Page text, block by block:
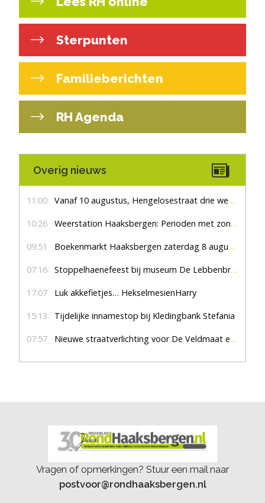
Sterpunten
Familieberichten
RH Agenda
Overig nieuws
11:00 Vanaf 10 augustus, Hengelosestraat drie weken dicht voor doorgaand verkeer
10:26 Weerstation Haaksbergen: Perioden met zon en droog
09:51 Boekenmarkt Haaksbergen zaterdag 8 augustus, marktplein Haaksbergen
07:16 Stoppelhaenefeest bij museum De Lebbenbrugge
17:07 Luk akkefietjes… HekselmesienHarry
15:13 Tijdelijke innamestop bij Kledingbank Stefania
07:57 Nieuwe straatverlichting voor De Veldmaat en De Pas
Vragen of opmerkingen? Stuur een mail naar
postvoor@rondhaaksbergen.nl